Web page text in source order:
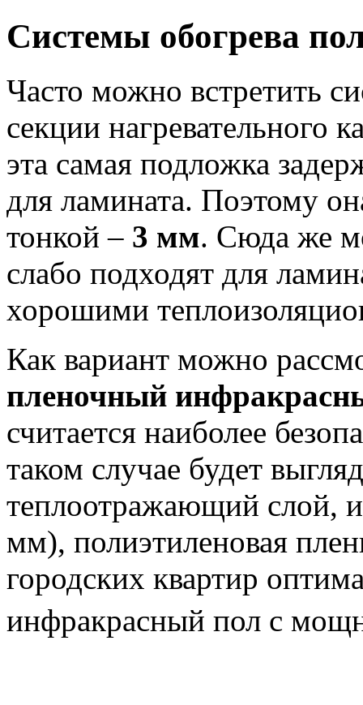
Системы обогрева
Часто можно встретить
секции нагревательного
эта самая подложка
для ламината. Поэтому
тонкой – 3 мм. Сюда же
слабо подходят для
хорошими
Как вариант можно
пленочный
считается наиболее
таком случае будет
теплоотражающий слой,
мм), полиэтиленовая
городских квартир
инфракрасный пол с